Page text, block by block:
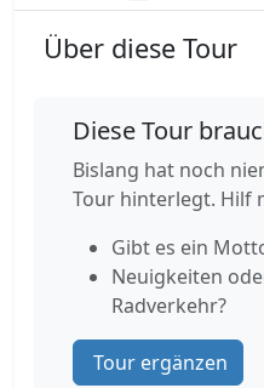
Über diese Tour
Diese Tour
Bislang hat noch
Tour hinterlegt. Hilf
Gibt es ein
Neuigkeiten
Radverkehr?
Tour ergänzen